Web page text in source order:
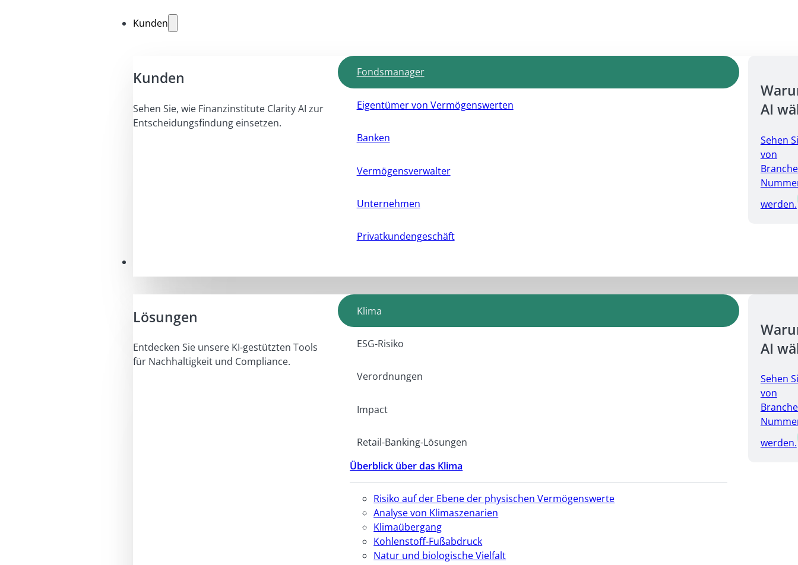
Kunden
Kunden
Sehen Sie, wie Finanzinstitute Clarity AI zur
Entscheidungsfindung einsetzen.
Fondsmanager
Eigentümer von Vermögenswerten
Banken
Vermögensverwalter
Unternehmen
Privatkundengeschäft
AI
Sehen
von
werden.
Lösungen
Entdecken Sie unsere KI-gestützten Tools
für Nachhaltigkeit und Compliance.
Klima
ESG-Risiko
Verordnungen
Impact
Retail-Banking-Lösungen
Überblick über das Klima
Risiko auf der Ebene der physischen Vermögenswerte
Analyse von Klimaszenarien
Klimaübergang
Kohlenstoff-Fußabdruck
Natur und biologische Vielfalt
AI
Sehen
von
werden.